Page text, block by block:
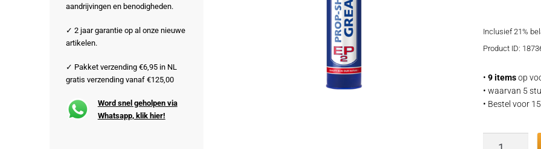
Inclusief 21%
Product ID:
•9 itemsop
• waarvan 5
• Bestel voor
Schroefas
aandrijvingen en benodigheden.
✓ 2 jaar garantie op al onze nieuwe
artikelen.
✓ Pakket verzending €6,95 in NL
gratis verzending vanaf €125,00
Word snel geholpen via
Whatsapp, klik hier!